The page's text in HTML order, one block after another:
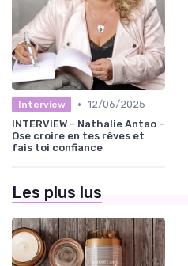
Interview • 12/06/2025
INTERVIEW - Nathalie Antao -
Ose croire en tes rêves et
fais toi confiance
Les plus lus